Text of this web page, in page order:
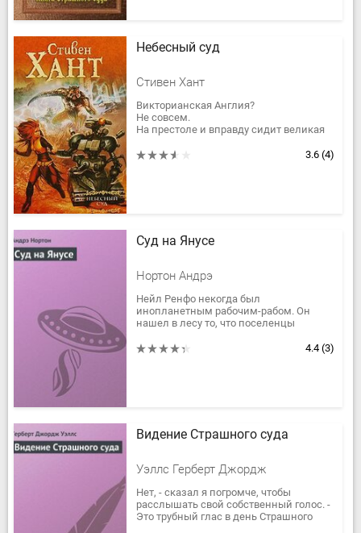
Небесный суд
Стивен Хант
Викторианская Англия?
Не совсем.
На престоле и вправду сидит великая
никогда не заходит солнце - но уютные
3.6 (4)
Суд на Янусе
Нортон Андрэ
Нейл Ренфо некогда был
инопланетным рабочим-рабом. Он
нашел в лесу то, что поселенцы
его, был поражен «Зеленой болезнью».
4.4 (3)
Видение Страшного суда
Уэллс Герберт Джордж
Нет, - сказал я погромче, чтобы
расслышать свой собственный голос. -
Это трубный глас в день Страшного